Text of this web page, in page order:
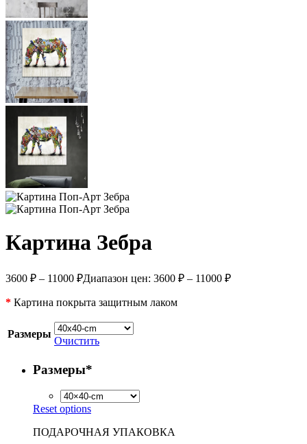
Картина Зебра
3600 ₽ – 11000 ₽Диапазон цен: 3600 ₽ – 11000 ₽
* Картина покрыта защитным лаком
Размеры
Очистить
Размеры*
Reset options
ПОДАРОЧНАЯ УПАКОВКА